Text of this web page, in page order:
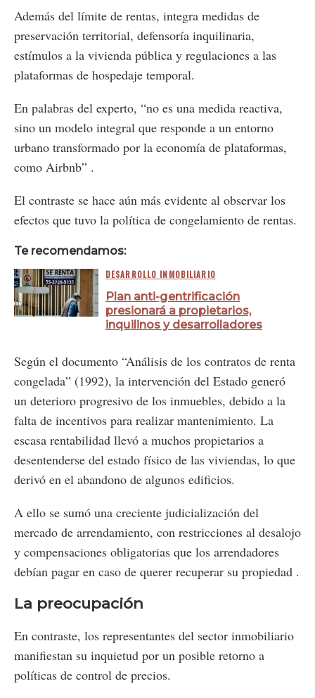
Además del límite de rentas, integra medidas de
preservación territorial, defensoría inquilinaria,
estímulos a la vivienda pública y regulaciones a las
plataformas de hospedaje temporal.
En palabras del experto, “no es una medida reactiva,
sino un modelo integral que responde a un entorno
urbano transformado por la economía de plataformas,
como Airbnb” .
El contraste se hace aún más evidente al observar los
efectos que tuvo la política de congelamiento de rentas.
Te recomendamos:
DESARROLLO INMOBILIARIO
Plan anti-gentrificación
presionará a propietarios,
inquilinos y desarrolladores
Según el documento “Análisis de los contratos de renta
congelada” (1992), la intervención del Estado generó
un deterioro progresivo de los inmuebles, debido a la
falta de incentivos para realizar mantenimiento. La
escasa rentabilidad llevó a muchos propietarios a
desentenderse del estado físico de las viviendas, lo que
derivó en el abandono de algunos edificios.
A ello se sumó una creciente judicialización del
mercado de arrendamiento, con restricciones al desalojo
y compensaciones obligatorias que los arrendadores
debían pagar en caso de querer recuperar su propiedad .
La preocupación
En contraste, los representantes del sector inmobiliario
manifiestan su inquietud por un posible retorno a
políticas de control de precios.